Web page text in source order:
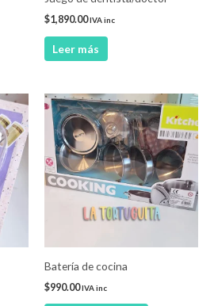
$1,890.00IVA inc
Leer más
Batería de cocina
$990.00IVA inc